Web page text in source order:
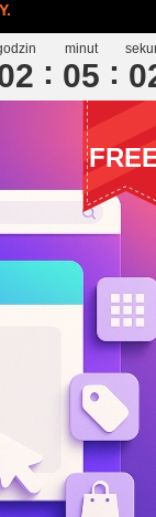
2
minut
05 0